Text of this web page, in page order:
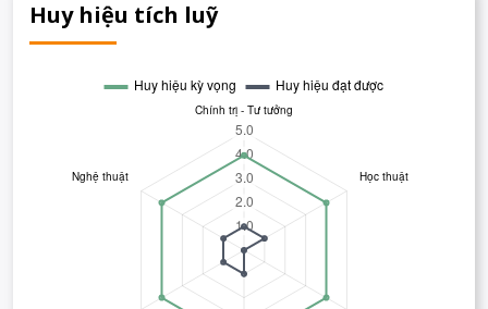
Huy hiệu tích luỹ